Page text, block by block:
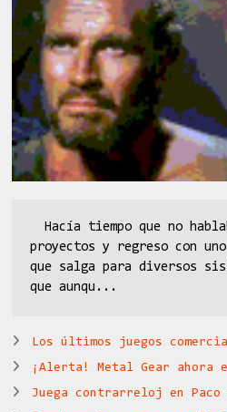
Hacía tiempo que no
proyectos y regreso con
que salga para diversos
que aunqu...
Los últimos juegos
¡Alerta! Metal Gear ahora
Juega contrarreloj en Paco